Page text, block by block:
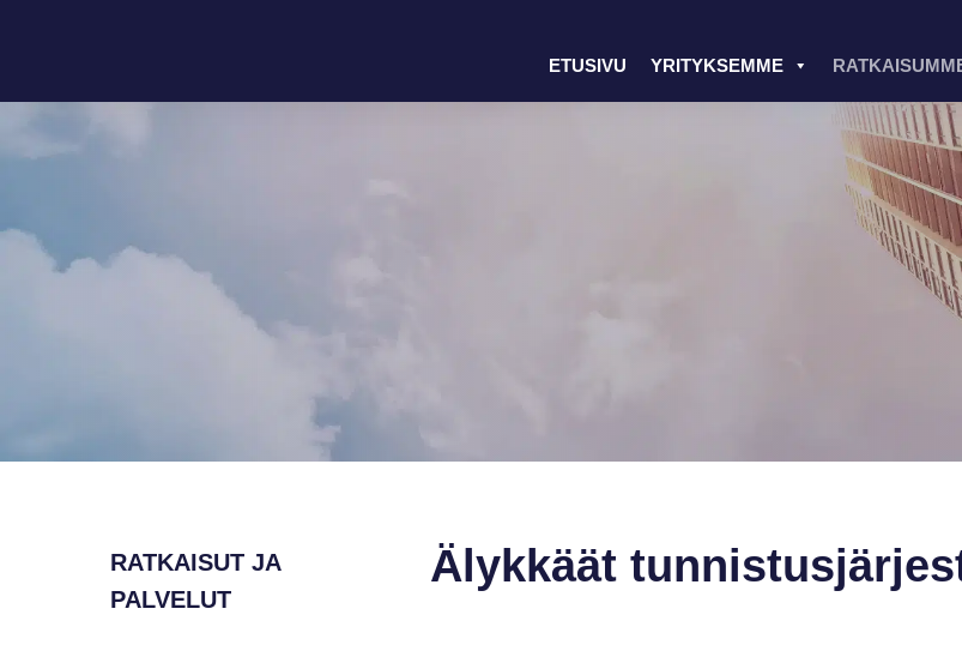
ETUSIVU YRITYKSEMME
RATKAISUT JA
PALVELUT
Älykkäät